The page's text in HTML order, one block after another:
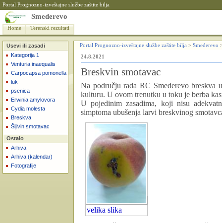
Portal Prognozno-izveštajne službe zaštite bilja
Smederevo
Home Terenski rezultati
Usevi ili zasadi
Kategorija 1
Venturia inaequalis
Carpocapsa pomonella
luk
psenica
Erwinia amylovora
Cydia molesta
Breskva
Šljivin smotavac
Ostalo
Arhiva
Arhiva (kalendar)
Fotografije
Portal Prognozno-izveštajne službe zaštite bilja > Smederevo
24.8.2021
Breskvin smotavac
Na području rada RC Smederevo breskva
kulturu. U ovom trenutku u toku je berba
U pojedinim zasadima, koji nisu
simptoma ubušenja larvi breskvinog
velika slika